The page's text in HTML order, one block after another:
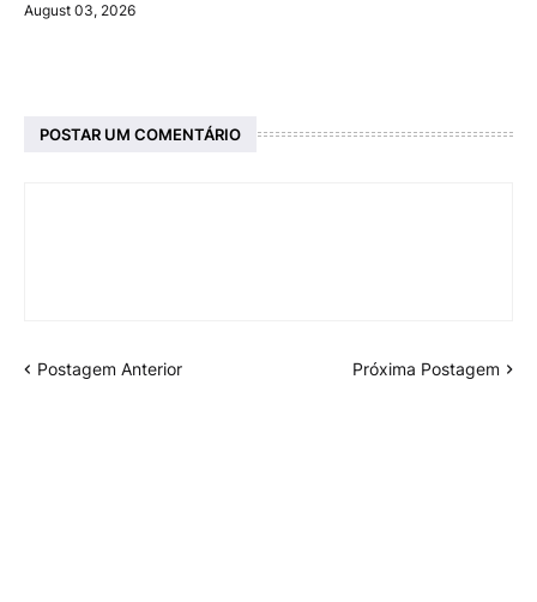
August 03, 2026
POSTAR UM COMENTÁRIO
Postagem Anterior Próxima Postagem